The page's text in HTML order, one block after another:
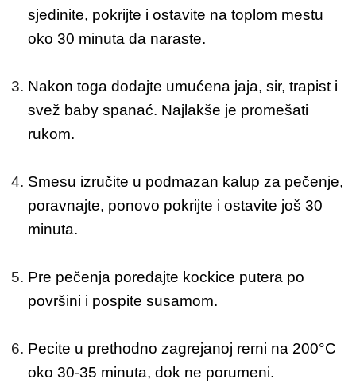
sjedinite, pokrijte i ostavite na toplom mestu
oko 30 minuta da naraste.
Nakon toga dodajte umućena jaja, sir, trapist i
svež baby spanać. Najlakše je promešati
rukom.
Smesu izručite u podmazan kalup za pečenje,
poravnajte, ponovo pokrijte i ostavite još 30
minuta.
Pre pečenja poređajte kockice putera po
površini i pospite susamom.
Pecite u prethodno zagrejanoj rerni na 200°C
oko 30-35 minuta, dok ne porumeni.